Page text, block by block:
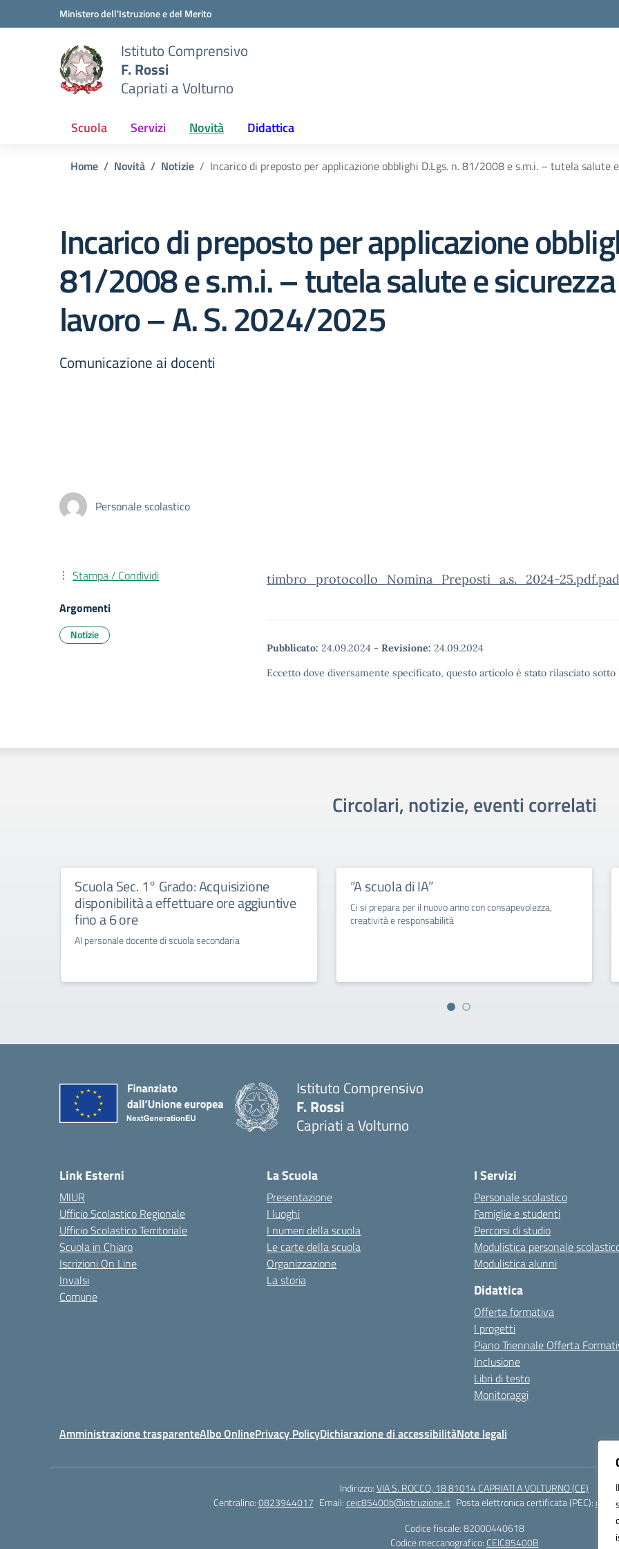
Vai ai contenuti
Vai al menu di navigazioneMinistero dell'Istruzione e del Merito
Istituto Comprensivo
F. Rossi
Capriati a Volturno
Scuola Servizi Novità Didattica
Home Novità Notizie Incarico di preposto per applicazione obblighi D.Lgs. n. 81/2008 e s.m.i. – tutela
Incarico di preposto per applicazione
81/2008 e s.m.i. – tutela salute e
lavoro – A. S. 2024/2025
Comunicazione ai docenti
Personale scolastico
timbro_protocollo_Nomina_Preposti_a.s._2024-
Pubblicato: 24.09.2024 - Revisione: 24.09.2024
Eccetto dove diversamente specificato, questo articolo è stato rilasciato
Stampa / Condividi
Argomenti
Notizie
Circolari, notizie, eventi correlati
Scuola Sec. 1° Grado: Acquisizione
disponibilità a effettuare ore aggiuntive
fino a 6 ore
Al personale docente di scuola secondaria
“A scuola di IA”
Ci si prepara per il nuovo anno con consapevolezza,
creatività e responsabilità
Istituto Comprensivo
F. Rossi
Capriati a Volturno
Link Esterni
MIUR
Ufficio Scolastico Regionale
Ufficio Scolastico Territoriale
Scuola in Chiaro
Iscrizioni On Line
Invalsi
Comune
La Scuola
Presentazione
I luoghi
I numeri della scuola
Le carte della scuola
Organizzazione
La storia
I Servizi
Personale scolastico
Famiglie e studenti
Percorsi di studio
Modulistica personale
Modulistica alunni
Didattica
Offerta formativa
I progetti
Piano Triennale Offerta
Inclusione
Libri di testo
Monitoraggi
Amministrazione trasparenteAlbo OnlinePrivacy PolicyDichiarazione di accessibilitàNote legali
Indirizzo:VIA S. ROCCO, 18 81014 CAPRIATI A VOLTURNO (CE)
Centralino:0823944017 Email:ceic85400b@istruzione.it Posta elettronica certificata (PEC):
Codice fiscale: 82000440618
Codice meccanografico: CEIC85400B